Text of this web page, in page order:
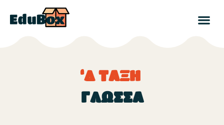
‘Δ ΤΑΞΗ
ΓΛΩΣΣΑ